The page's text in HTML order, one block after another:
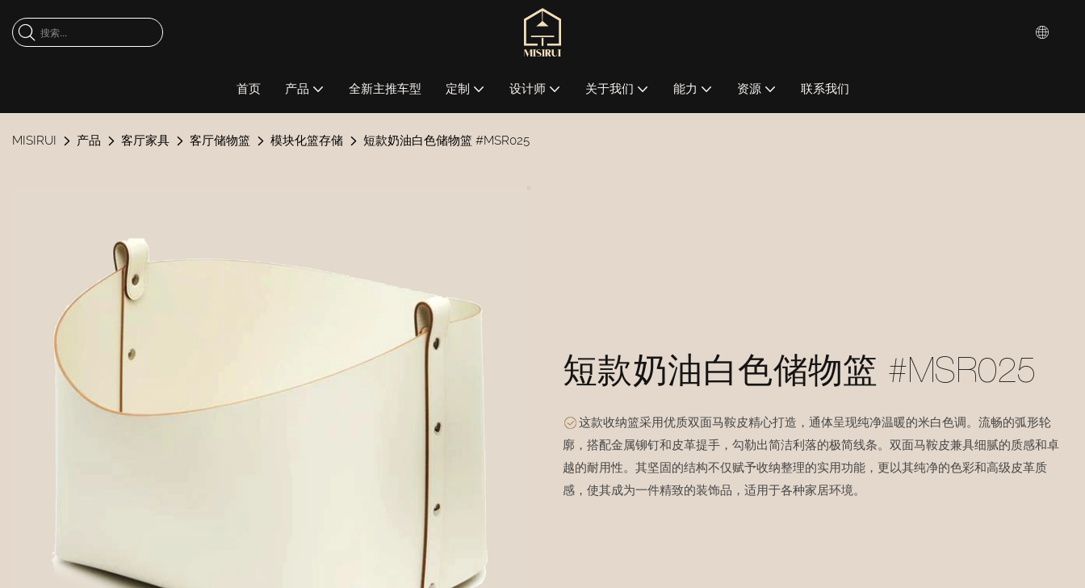
首页 产品 全新主推车型 定制 设计师 关于我们 能力 资源 联系我们
MISIRUI 产品 客厅家具 客厅储物篮 模块化篮存储 短款奶油白色储物篮 #MSR025
短款奶油白色储物篮 #MSR025
这款收纳篮采用优质双面马鞍皮精心打造，通体呈现纯净温暖的米白色调。流畅的弧形轮
廓，搭配金属铆钉和皮革提手，勾勒出简洁利落的极简线条。双面马鞍皮兼具细腻的质感和卓
越的耐用性。其坚固的结构不仅赋予收纳整理的实用功能，更以其纯净的色彩和高级皮革质
感，使其成为一件精致的装饰品，适用于各种家居环境。